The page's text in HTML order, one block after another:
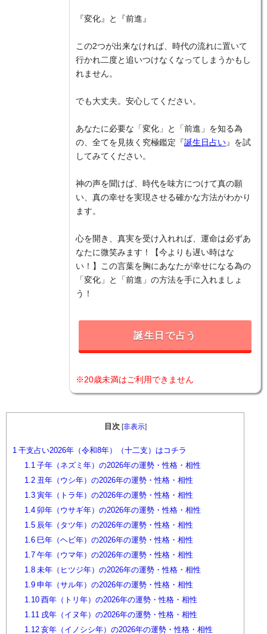
『変化』と『前進』
この2つが出来なければ、時代の流れに置いて
行かれ二度と追いつけなくなってしまうかもし
れません。
でも大丈夫。安心してください。
あなたに必要な「変化」と「前進」を知る為
の、全てを見抜く究極鑑定『誕生日占い 』を試
してみてください。
神の声を聞けば、時代を味方につけて真の願
い、真の幸せを実現させる確かな方法がわかり
ます。
心を開き、真実を受け入れれば、運命は必ずあ
なたに微笑みます！【今よりも遅い時はな
い！】この言葉を胸にあなたが幸せになる為の
「変化」と「前進」の方法を手に入れましょ
う！
誕生日で占う
※20歳未満はご利用できません
目次 非表示]
1 干支占い2026年（令和8年）（十二支）はコチラ
1.1 子年（ネズミ年）の2026年の運勢・性格・相性
1.2丑年（ウシ年）の2026年の運勢・性格・相性
1.3寅年（トラ年）の2026年の運勢・性格・相性
1.4卯年（ウサギ年）の2026年の運勢・性格・相性
1.5辰年（タツ年）の2026年の運勢・性格・相性
1.6巳年（ヘビ年）の2026年の運勢・性格・相性
1.7午年（ウマ年）の2026年の運勢・性格・相性
1.8未年（ヒツジ年）の2026年の運勢・性格・相性
1.9申年（サル年）の2026年の運勢・性格・相性
1.10酉年（トリ年）の2026年の運勢・性格・相性
1.11
戌年（イヌ年）の2026年の運勢・性格・相性
1.12亥年（イノシシ年）の2026年の運勢・性格・相性